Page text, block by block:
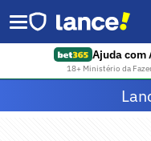
Ajuda com
18+ Ministério da